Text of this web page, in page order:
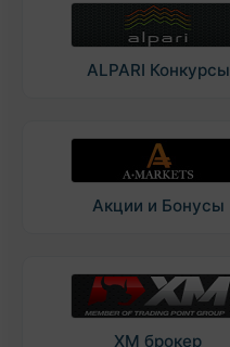
ALPARI Конкурсы
Акции и Бонусы
XM брокер